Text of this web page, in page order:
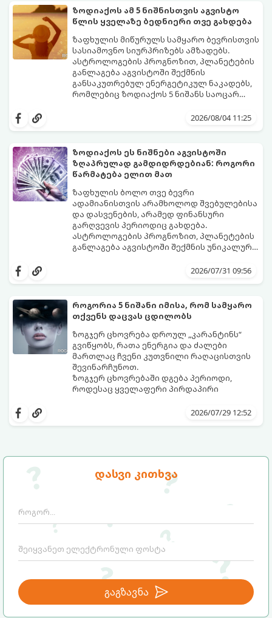
დასვი კითხვა
გაგზავნა
სურვილების გადადებასა და ხარჯების
მკაცრ კონტროლს. თუმცა, ახლა სიტუაცია
თანდათან შეიცვლება.
პრობლემები, რომლებიც უსასრულო
გეგონათ, უკან დაიხევს, ამასთან ერთად კი
გაჩნდება მეტი ნდობა მომავლის მიმართ.
რთული პერიოდის შემდეგ ეს ნიშნები
შეძლებენ ამოისუნთქონ და დაინახონ
ახალი შესაძლებლობები.
ზოდიაქოს ამ 5 ნიშნისთვის აგვისტო
წლის ყველაზე ბედნიერი თვე გახდება
ზაფხულის მიწურულს სამყარო ბევრისთვის
სასიამოვნო სიურპრიზებს ამზადებს.
ასტროლოგების პროგნოზით, პლანეტების
განლაგება აგვისტოში შექმნის
განსაკუთრებულ ენერგეტიკულ ნაკადებს,
რომლებიც ზოდიაქოს 5 ნიშანს საოცარ
ყველაზე ბედნიერი თვე აღმოჩნდება.
2026/08/04 11:25
ზოდიაქოს ეს ნიშნები აგვისტოში
ზღაპრულად გამდიდრდებიან: როგორი
წარმატება ელით მათ
ზაფხულის ბოლო თვე ბევრი
ადამიანისთვის არამხოლოდ შვებულებისა
და დასვენების, არამედ ფინანსური
გარღვევის პერიოდიც გახდება.
ასტროლოგების პროგნოზით, პლანეტების
განლაგება აგვისტოში შექმნის უნიკალურ
ზოდიაქოს 4 ნიშანს ფინანსური წარმატების
შორის, ვისაც აგვისტოში ფინანსური
2026/07/31 09:56
როგორია 5 ნიშანი იმისა, რომ სამყარო
თქვენს დაცვას ცდილობს
ზოგჯერ ცხოვრება დროულ „კარანტინს“
გვიწყობს, რათა ენერგია და ძალები
მართლაც ჩვენი კუთვნილი რაღაცისთვის
შევინარჩუნოთ.
ზოგჯერ ცხოვრებაში დგება პერიოდი,
როდესაც ყველაფერი პირდაპირი
იშლება მნიშვნელოვანი გარიგებები,
ასეთ მომენტებში ადვილია
ეზოთერიკასა და ფსიქოლოგიაში ეს
ფენომენი ხშირად სხვანაირად
რეალური, მაგრამ ჯერ კიდევ უხილავი
საფრთხისგან შორს მივყავართ.
მომხდარი მარცხი სასჯელი კი არა,
სამყაროს მცდელობაა:
2026/07/29 12:52